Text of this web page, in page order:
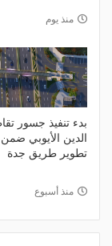
منذ يوم
بدء تنفيذ جسور
الدين الأيوبي
تطوير طريق جدة
منذ أسبوع